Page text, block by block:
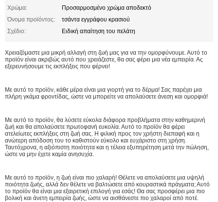
Χρώμα:
Προσαρμοσμένο χρώμα αποδεκτό
Όνομα προϊόντος:
τσάντα εγγράφου κρασιού
Σχέδιο:
Ειδική απαίτηση του πελάτη
Χρειαζόμαστε μια μικρή αλλαγή στη ζωή μας για να την ομορφύνουμε. Αυτό το
προϊόν είναι ακριβώς αυτό που χρειάζεστε, θα σας φέρει μια νέα εμπειρία. Ας
εξερευνήσουμε τις εκπλήξεις που φέρνει!
Με αυτό το προϊόν, κάθε μέρα είναι μια γιορτή για το δέρμα! Σας παρέχει μια
πλήρη γκάμα φροντίδας, ώστε να μπορείτε να απολαύσετε άνεση και ομορφιά!
Με αυτό το προϊόν, θα λύσετε εύκολα διάφορα προβλήματα στην καθημερινή
ζωή και θα απολαύσετε πρωτοφανή ευκολία. Αυτό το προϊόν θα φέρει
ατελείωτες εκπλήξεις στη ζωή σας. Η φιλική προς τον χρήστη διεπαφή και η
ανώτερη απόδοση του το καθιστούν εύκολο και ευχάριστο στη χρήση.
Ταυτόχρονα, η αξιόπιστη ποιότητα και η τέλεια εξυπηρέτηση μετά την πώληση,
ώστε να μην έχετε καμία ανησυχία.
Με αυτό το προϊόν, η ζωή είναι πιο χαλαρή! Θέλετε να απολαύσετε μια υψηλή
ποιότητα ζωής, αλλά δεν θέλετε να βαλτώσετε από κουραστικά πράγματα; Αυτό
το προϊόν θα είναι μια εξαιρετική επιλογή για εσάς! Θα σας προσφέρει μια πιο
βολική και άνετη εμπειρία ζωής, ώστε να αισθάνεστε πιο χαλαροί από ποτέ.